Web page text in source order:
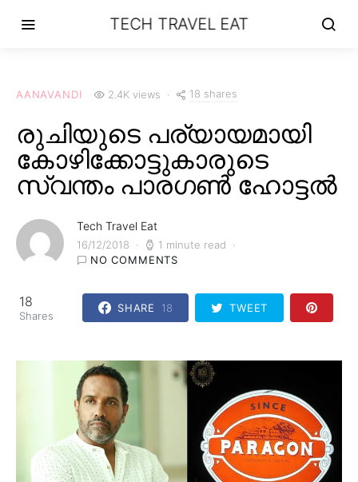
TECH TRAVEL EAT
AANAVANDI 2.4K views 18 shares
രുചിയുടെ പര്യായമായി
കോഴിക്കോട്ടുകാരുടെ
സ്വന്തം പാരഗൺ ഹോട്ടൽ
Tech Travel Eat
16/12/2018
1 minute read
NO COMMENTS
18
Shares
SHARE 18 TWEET